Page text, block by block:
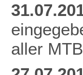
aller